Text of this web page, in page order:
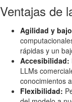
Ventajas de
Agilidad y
rápidas y un
Accesibilidad:
LLMs
conocimientos
Flexibilidad: